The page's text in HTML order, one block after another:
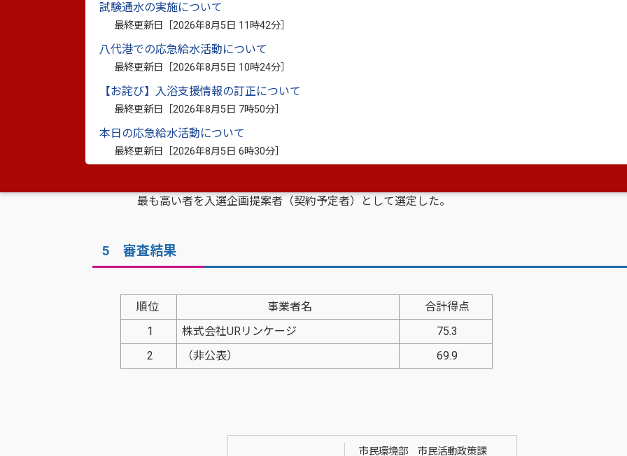
試験通水の実施について
最終更新日［2026年8月5日 11時42分
八代港での応急給水活動について
最終更新日［2026年8月5日 10時24分
【お詫び】入浴支援情報の訂正について
最終更新日［2026年8月5日 7時50分
本日の応急給水活動について
最終更新日［2026年8月5日 6時30分
3 入選企画提案者（契約予定者）
株式会社URリンケージ
4 審査方法
八代市金剛コミュニティセンター建替基本計画策定業務委託に係る公募型プロポーザル実施要領
最も高い者を入選企画提案者（契約予定者）として選定した。
5 審査結果
順位 事業者名
合計得点
1
株式会社URリンケージ
75.3
2
（非公表） 69.9
市民環境部 市民活動政策課